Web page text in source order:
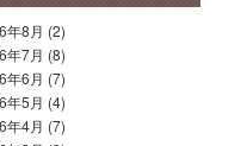
年8月 (2)
年7月 (8)
年6月 (7)
年5月 (4)
年4月 (7)